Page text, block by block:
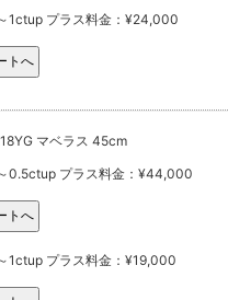
1ctup プラス料金：¥24,000
マベラス 45cm
0.5ctup プラス料金：¥44,000
1ctup プラス料金：¥19,000